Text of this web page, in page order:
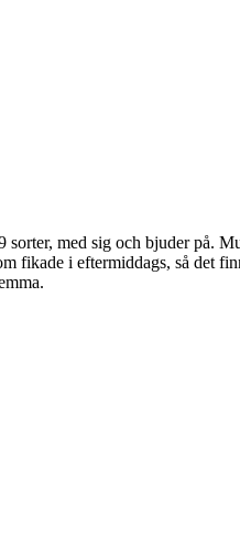
med sig och bjuder på.
fikade i eftermiddags, så det